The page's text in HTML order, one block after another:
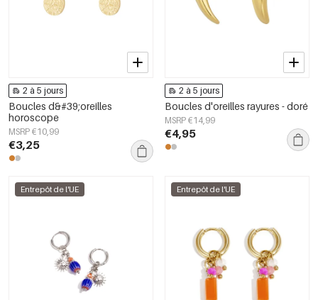
2 à 5 jours
Boucles d&#39;oreilles
horoscope
MSRP €10,99
€3,25
2 à 5 jours
Boucles d'oreilles rayures - doré
MSRP €14,99
€4,95
Entrepôt de l'UE Entrepôt de l'UE